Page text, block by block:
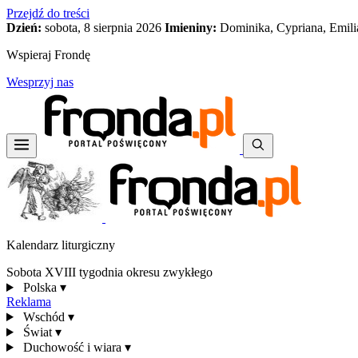
Przejdź do treści
Dzień: sobota, 8 sierpnia 2026 Imieniny: Dominika, Cypriana,
Wspieraj Frondę
Wesprzyj nas
Kalendarz liturgiczny
Sobota XVIII tygodnia okresu zwykłego
Polska ▾
Reklama
Wschód ▾
Świat ▾
Duchowość i wiara ▾